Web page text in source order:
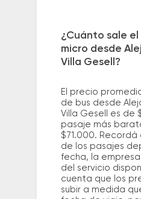
¿Cuánto sale
micro desde
Villa Gesell?
El precio
de bus desde
Villa Gesell es de
pasaje más
$71.000. Recordá
de los pasajes
fecha, la
del servicio
cuenta que los
subir a medida